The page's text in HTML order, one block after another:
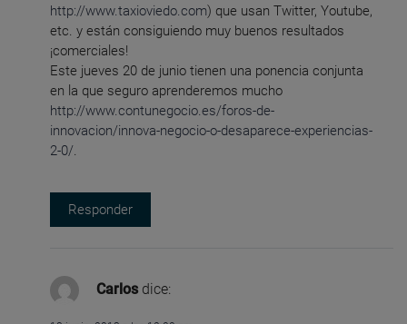
http://www.taxioviedo.com) que usan Twitter, Youtube,
etc. y están consiguiendo muy buenos resultados
¡comerciales!
Este jueves 20 de junio tienen una ponencia conjunta
en la que seguro aprenderemos mucho
http://www.contunegocio.es/foros-de-
innovacion/innova-negocio-o-desaparece-experiencias-
2-0/.
Responder
Carlos dice: